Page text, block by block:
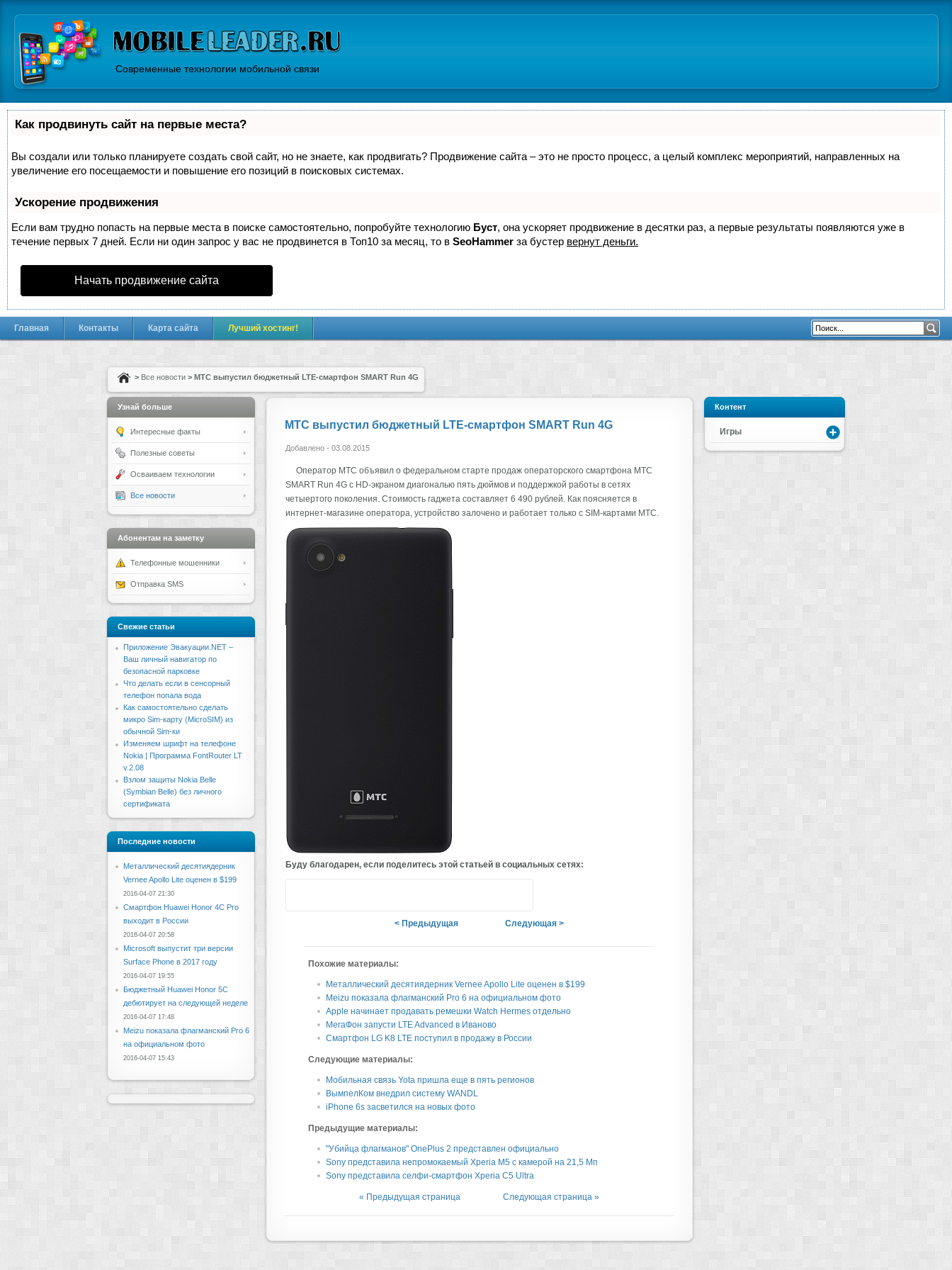
Современные технологии мобильной связи
Как продвинуть сайт на первые места?
Вы создали или только планируете создать свой сайт, но не знаете, как продвигать? Продвижение сайта – это не просто процесс, а целый комплекс мероприятий, направленных на
увеличение его посещаемости и повышение его позиций в поисковых системах.
Ускорение продвижения
Если вам трудно попасть на первые места в поиске самостоятельно, попробуйте технологию Буст, она ускоряет продвижение в десятки раз, а первые результаты появляются уже в
течение первых 7 дней. Если ни один запрос у вас не продвинется в Топ10 за месяц, то в SeoHammer за бустер вернут деньги.
Начать продвижение сайта
Главная Контакты Карта сайта Лучший хостинг!
> Все новости > МТС выпустил бюджетный LTE-смартфон SMART Run 4G
МТС выпустил бюджетный LTE-смартфон SMART Run 4G
Добавлено - 03.08.2015
Оператор МТС объявил о федеральном старте продаж операторского смартфона МТС
SMART Run 4G с HD-экраном диагональю пять дюймов и поддержкой работы в сетях
четыертого поколения. Стоимость гаджета составляет 6 490 рублей. Как поясняется в
интернет-магазине оператора, устройство залочено и работает только с SIM-картами МТС.
Буду благодарен, если поделитесь этой статьей в социальных сетях:
< Предыдущая Следующая >
Похожие материалы:
Металлический десятиядерник Vernee Apollo Lite оценен в $199
Meizu показала флагманский Pro 6 на официальном фото
Apple начинает продавать ремешки Watch Hermes отдельно
МегаФон запусти LTE Advanced в Иваново
Смартфон LG K8 LTE поступил в продажу в России
Следующие материалы:
Мобильная связь Yota пришла еще в пять регионов
ВымпелКом внедрил систему WANDL
iPhone 6s засветился на новых фото
Предыдущие материалы:
"Убийца флагманов" OnePlus 2 представлен официально
Sony представила непромокаемый Xperia M5 с камерой на 21,5 Мп
Sony представила селфи-смартфон Xperia C5 Ultra
« Предыдущая страница Следующая страница »
Контент
Игры
Узнай больше
Интересные факты
Полезные советы
Осваиваем технологии
Все новости
Абонентам на заметку
Телефонные мошенники
Отправка SMS
Свежие статьи
Приложение Эвакуации.NET –
Ваш личный навигатор по
безопасной парковке
Что делать если в сенсорный
телефон попала вода
Как самостоятельно сделать
микро Sim-карту (MicroSIM) из
обычной Sim-ки
Изменяем шрифт на телефоне
Nokia | Программа FontRouter LT
v.2.08
Взлом защиты Nokia Belle
(Symbian Belle) без личного
сертификата
Последние новости
Металлический десятиядерник
Vernee Apollo Lite оценен в $199
2016-04-07 21:30
Смартфон Huawei Honor 4C Pro
выходит в России
2016-04-07 20:58
Microsoft выпустит три версии
Surface Phone в 2017 году
2016-04-07 19:55
Бюджетный Huawei Honor 5C
дебютирует на следующей неделе
2016-04-07 17:48
Meizu показала флагманский Pro 6
на официальном фото
2016-04-07 15:43